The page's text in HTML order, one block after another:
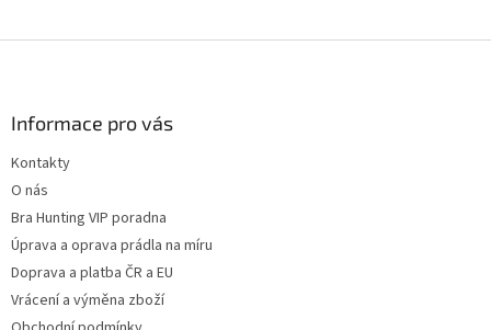
Informace pro vás
Kontakty
O nás
Bra Hunting VIP poradna
Úprava a oprava prádla na míru
Doprava a platba ČR a EU
Vrácení a výměna zboží